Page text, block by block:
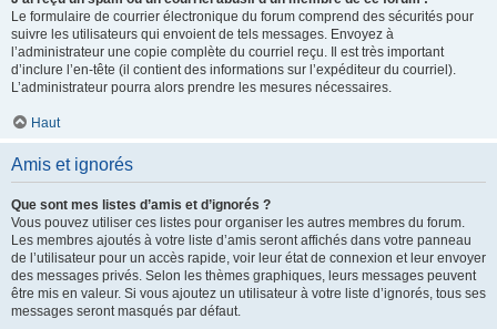
Le formulaire de courrier électronique du forum comprend des sécurités pour
suivre les utilisateurs qui envoient de tels messages. Envoyez à
l’administrateur une copie complète du courriel reçu. Il est très important
d’inclure l’en-tête (il contient des informations sur l’expéditeur du courriel).
L’administrateur pourra alors prendre les mesures nécessaires.
Haut
Amis et ignorés
Que sont mes listes d’amis et d’ignorés ?
Vous pouvez utiliser ces listes pour organiser les autres membres du forum.
Les membres ajoutés à votre liste d’amis seront affichés dans votre panneau
de l’utilisateur pour un accès rapide, voir leur état de connexion et leur envoyer
des messages privés. Selon les thèmes graphiques, leurs messages peuvent
être mis en valeur. Si vous ajoutez un utilisateur à votre liste d’ignorés, tous ses
messages seront masqués par défaut.